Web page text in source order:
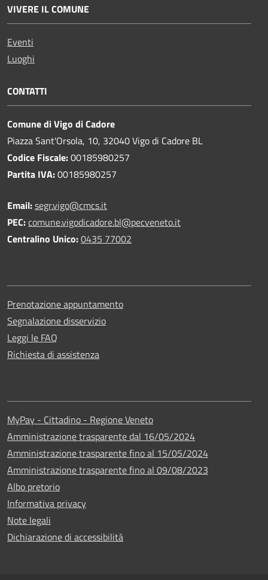
VIVERE IL COMUNE
Eventi
Luoghi
CONTATTI
Comune di Vigo di Cadore
Piazza Sant'Orsola, 10, 32040 Vigo di Cadore BL
Codice Fiscale:00185980257
Partita IVA:00185980257
Email:segr.vigo@cmcs.it
PEC:comune.vigodicadore.bl@pecveneto.it
Centralino Unico:0435 77002
Prenotazione appuntamento
Segnalazione disservizio
Leggi le FAQ
Richiesta di assistenza
MyPay - Cittadino - Regione Veneto
Amministrazione trasparente dal 16/05/2024
Amministrazione trasparente fino al 15/05/2024
Amministrazione trasparente fino al 09/08/2023
Albo pretorio
Informativa privacy
Note legali
Dichiarazione di accessibilità